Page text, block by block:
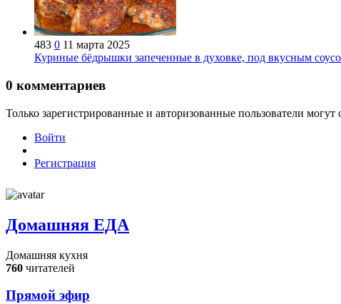
483 0 11 марта 2025
Куриные бёдрышки запеченные в духовке, под вкусным
0 комментариев
Только зарегистрированные и авторизованные пользователи могут
Войти
Регистрация
Домашняя ЕДА
Домашняя кухня
760 читателей
Прямой эфир